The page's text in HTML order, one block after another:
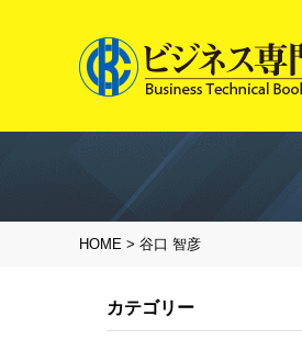
HOME > 谷口 智彦
カテゴリー